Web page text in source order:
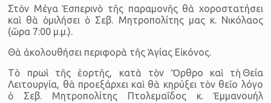
Στὸν Μέγα Ἑσπερινὸ τῆς παραμονῆς θὰ χοροστατήσει
καὶ θὰ ὁμιλήσει ὁ Σεβ. Μητροπολίτης μας κ. Νικόλαος
(ὥρα 7:00 μ.μ.).
Θὰ ἀκολουθήσει περιφορὰ τῆς Ἁγίας Εἰκόνος.
Τὸ πρωὶ τῆς ἑορτῆς, κατὰ τὸν Ὄρθρο καὶ τὴ Θεία
Λειτουργία, θὰ προεξάρχει καὶ θὰ κηρύξει τὸν θεῖο λόγο
ὁ Σεβ. Μητροπολίτης Πτολεμαΐδος κ. Ἐμμανουήλ